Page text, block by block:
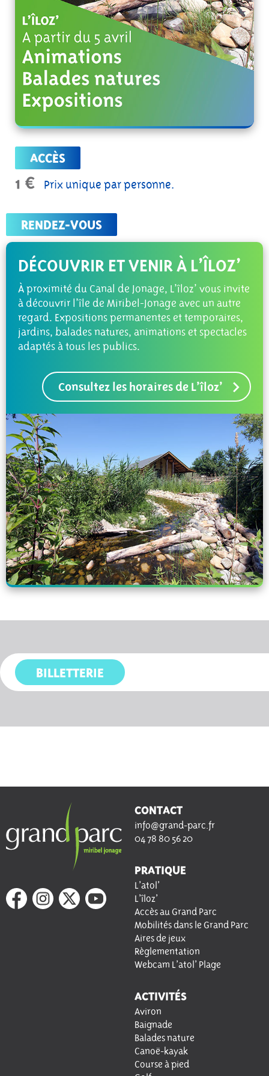
ACCÈS
1 € Prix unique par personne.
RENDEZ-VOUS
DÉCOUVRIR ET VENIR À L’ÎLOZ’
À proximité du Canal de Jonage, L’îloz’ vous invite
à découvrir l’île de Miribel-Jonage avec un autre
regard. Expositions permanentes et temporaires,
jardins, balades natures, animations et spectacles
adaptés à tous les publics.
Consultez les horaires de L’îloz’
BILLETTERIE
CONTACT
info@grand-parc.fr
04 78 80 56 20
PRATIQUE
L’atol’
L’îloz’
Accès au Grand Parc
Mobilités dans le Grand Parc
Aires de jeux
Règlementation
Webcam L’atol’ Plage
ACTIVITÉS
Aviron
Baignade
Balades nature
Canoë-kayak
Course à pied